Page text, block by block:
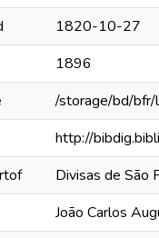
1820-10-27
1896
/storage/bd/
http://
Divisas de São
João Carlos